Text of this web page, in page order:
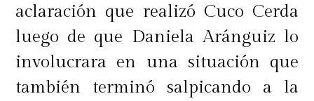
aclaración que realizó Cuco Cerda
luego de que Daniela Aránguiz lo
involucrara en una situación que
también terminó salpicando a la